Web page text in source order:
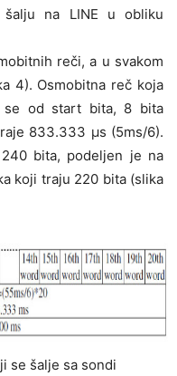
na LINE u obliku
reči, a u svakom
4). Osmobitna reč koja
se od start bita, 8 bita
833.333 μs (5ms/6).
bita, podeljen je na
koji traju 220 bita (slika
se šalje sa sondi